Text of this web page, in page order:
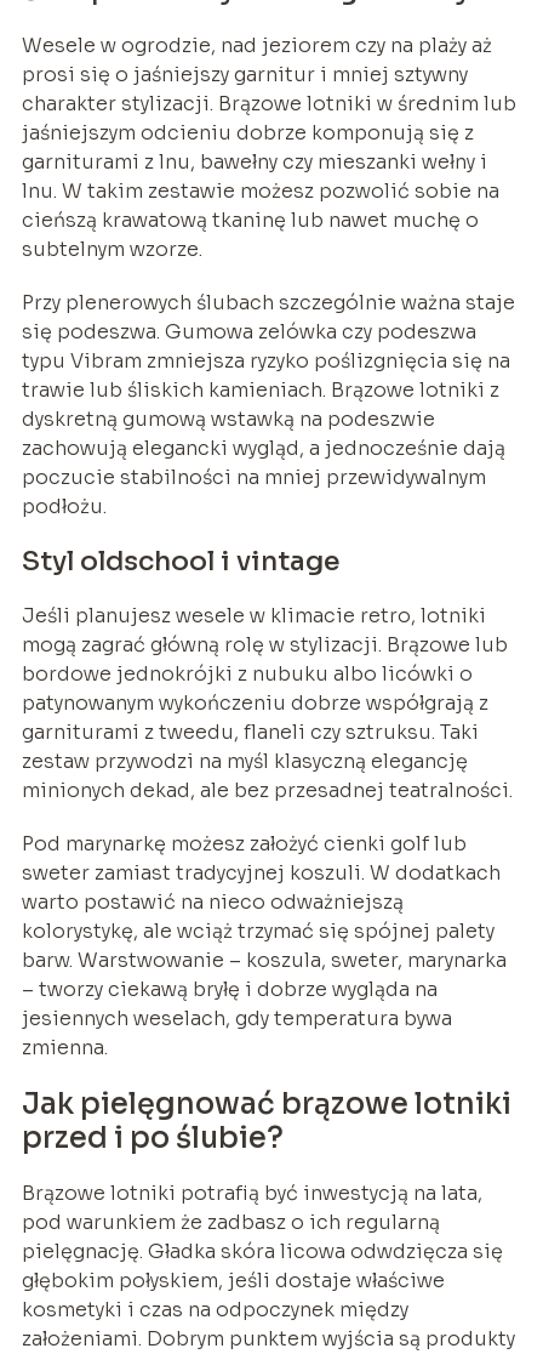
Wesele w ogrodzie, nad jeziorem czy na plaży aż
prosi się o jaśniejszy garnitur i mniej sztywny
charakter stylizacji. Brązowe lotniki w średnim lub
jaśniejszym odcieniu dobrze komponują się z
garniturami z lnu, bawełny czy mieszanki wełny i
lnu. W takim zestawie możesz pozwolić sobie na
cieńszą krawatową tkaninę lub nawet muchę o
subtelnym wzorze.
Przy plenerowych ślubach szczególnie ważna staje
się podeszwa. Gumowa zelówka czy podeszwa
typu Vibram zmniejsza ryzyko poślizgnięcia się na
trawie lub śliskich kamieniach. Brązowe lotniki z
dyskretną gumową wstawką na podeszwie
zachowują elegancki wygląd, a jednocześnie dają
poczucie stabilności na mniej przewidywalnym
podłożu.
Styl oldschool i vintage
Jeśli planujesz wesele w klimacie retro, lotniki
mogą zagrać główną rolę w stylizacji. Brązowe lub
bordowe jednokrójki z nubuku albo licówki o
patynowanym wykończeniu dobrze współgrają z
garniturami z tweedu, flaneli czy sztruksu. Taki
zestaw przywodzi na myśl klasyczną elegancję
minionych dekad, ale bez przesadnej teatralności.
Pod marynarkę możesz założyć cienki golf lub
sweter zamiast tradycyjnej koszuli. W dodatkach
warto postawić na nieco odważniejszą
kolorystykę, ale wciąż trzymać się spójnej palety
barw. Warstwowanie – koszula, sweter, marynarka
– tworzy ciekawą bryłę i dobrze wygląda na
jesiennych weselach, gdy temperatura bywa
zmienna.
Jak pielęgnować brązowe lotniki
przed i po ślubie?
Brązowe lotniki potrafią być inwestycją na lata,
pod warunkiem że zadbasz o ich regularną
pielęgnację. Gładka skóra licowa odwdzięcza się
głębokim połyskiem, jeśli dostaje właściwe
kosmetyki i czas na odpoczynek między
założeniami. Dobrym punktem wyjścia są produkty